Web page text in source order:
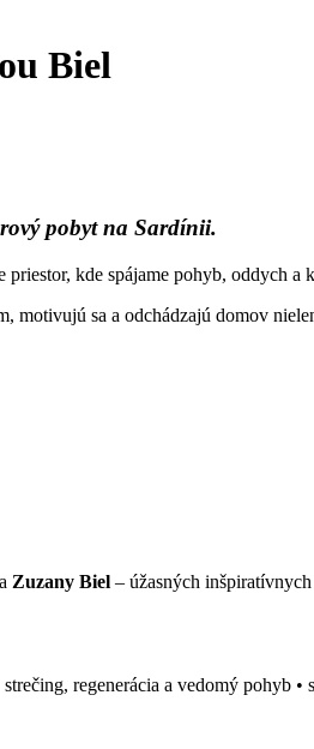
Biel
pobyt na Sardínii.
kde spájame pohyb, oddych a
motivujú sa a odchádzajú domov
a Zuzany Biel – úžasných
regenerácia a vedomý pohyb